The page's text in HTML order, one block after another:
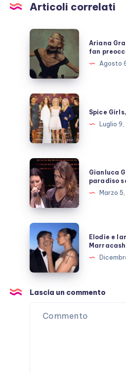
Articoli correlati
Ariana
Grande
si
prende
una
pausa,
fan
preoccupati
Ariana
fan
Agosto
Spice
Girls,
cosa
fanno
ora?
Spice
Luglio
Gianluca
Grignani:
Destinazione
paradiso
scritta
per
Laura
Pausini?
Gianluca
paradiso
Marzo
Elodie
e
Iannone,
finita?
E
Marracash?
Elodie e
Lascia un commento